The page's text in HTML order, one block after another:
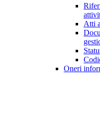
Atti
Oneri